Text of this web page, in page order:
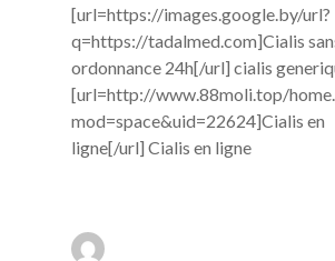
[url=https://images.google.by/url?
q=https://tadalmed.com]Cialis
ordonnance 24h[/url] cialis
[url=http://www.88moli.top/
mod=space&uid=22624]Cialis en
ligne[/url] Cialis en ligne